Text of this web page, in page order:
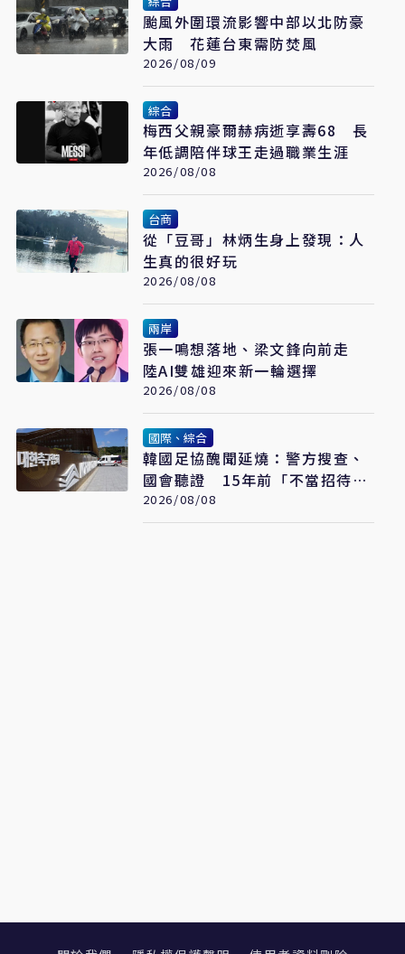
颱風外圍環流影響中部以北防豪
大雨 花蓮台東需防焚風
2026/08/09
綜合
梅西父親豪爾赫病逝享壽68 長
年低調陪伴球王走過職業生涯
2026/08/08
台商
從「豆哥」林炳生身上發現：人
生真的很好玩
2026/08/08
兩岸
張一鳴想落地、梁文鋒向前走
陸AI雙雄迎來新一輪選擇
2026/08/08
國際、綜合
韓國足協醜聞延燒：警方搜查、
國會聽證 15年前「不當招待」
疑雲重見天日
2026/08/08